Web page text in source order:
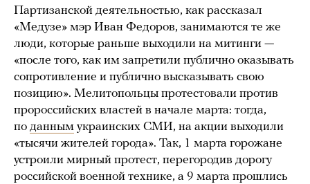
Партизанской деятельностью, как рассказал
«Медузе» мэр Иван Федоров, занимаются те же
люди, которые раньше выходили на митинги —
«после того, как им запретили публично оказывать
сопротивление и публично высказывать свою
позицию». Мелитопольцы протестовали против
пророссийских властей в начале марта: тогда,
по данным украинских СМИ, на акции выходили
«тысячи жителей города». Так, 1 марта горожане
устроили мирный протест, перегородив дорогу
российской военной технике, а 9 марта прошлись